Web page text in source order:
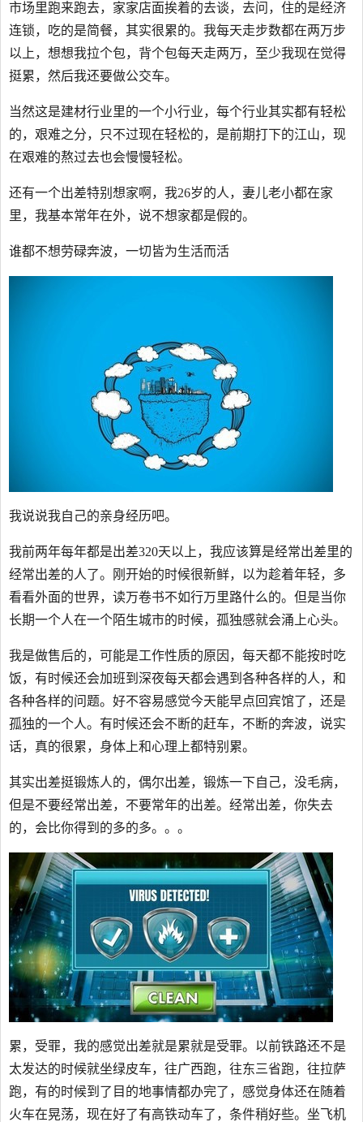
市场里跑来跑去，家家店面挨着的去谈，去问，住的是经济
连锁，吃的是简餐，其实很累的。我每天走步数都在两万步
以上，想想我拉个包，背个包每天走两万，至少我现在觉得
挺累，然后我还要做公交车。
当然这是建材行业里的一个小行业，每个行业其实都有轻松
的，艰难之分，只不过现在轻松的，是前期打下的江山，现
在艰难的熬过去也会慢慢轻松。
还有一个出差特别想家啊，我26岁的人，妻儿老小都在家
里，我基本常年在外，说不想家都是假的。
谁都不想劳碌奔波，一切皆为生活而活
我说说我自己的亲身经历吧。
我前两年每年都是出差320天以上，我应该算是经常出差里的
经常出差的人了。刚开始的时候很新鲜，以为趁着年轻，多
看看外面的世界，读万卷书不如行万里路什么的。但是当你
长期一个人在一个陌生城市的时候，孤独感就会涌上心头。
我是做售后的，可能是工作性质的原因，每天都不能按时吃
饭，有时候还会加班到深夜每天都会遇到各种各样的人，和
各种各样的问题。好不容易感觉今天能早点回宾馆了，还是
孤独的一个人。有时候还会不断的赶车，不断的奔波，说实
话，真的很累，身体上和心理上都特别累。
其实出差挺锻炼人的，偶尔出差，锻炼一下自己，没毛病，
但是不要经常出差，不要常年的出差。经常出差，你失去
的，会比你得到的多的多。。。
累，受罪，我的感觉出差就是累就是受罪。以前铁路还不是
太发达的时候就坐绿皮车，往广西跑，往东三省跑，往拉萨
跑，有的时候到了目的地事情都办完了，感觉身体还在随着
火车在晃荡，现在好了有高铁动车了，条件稍好些。坐飞机